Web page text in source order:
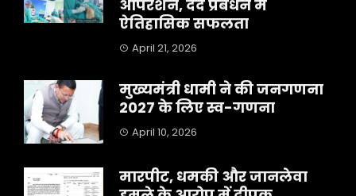
ऑपरेशन, दर्द प्रबंधन में
ऐतिहासिक सफलता
April 21, 2026
मुख्यमंत्री धामी ने की जनगणना
2027 के लिए स्व-गणना
April 10, 2026
मारपीट, धमकी और जानलेवा